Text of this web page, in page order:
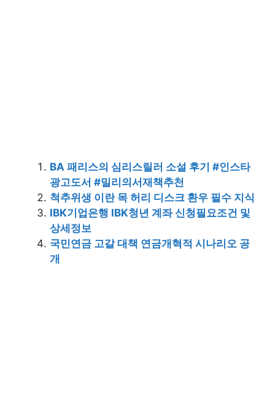
BA 패리스의 심리스릴러 소설 후기 #인스타
광고도서 #밀리의서재책추천
척추위생 이란 목 허리 디스크 환우 필수 지식
IBK기업은행 IBK청년 계좌 신청필요조건 및
상세정보
국민연금 고갈 대책 연금개혁적 시나리오 공
개